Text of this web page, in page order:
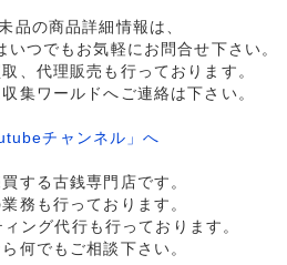
の商品詳細情報は、
つでもお気軽にお問合せ下さい。
、代理販売も行っております。
集ワールドへご連絡は下さい。
チャンネル」へ
する古銭専門店です。
務も行っております。
ング代行も行っております。
何でもご相談下さい。